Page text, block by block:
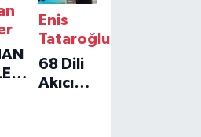
Enis
Tataroğlu
68 Dili
Akıcı